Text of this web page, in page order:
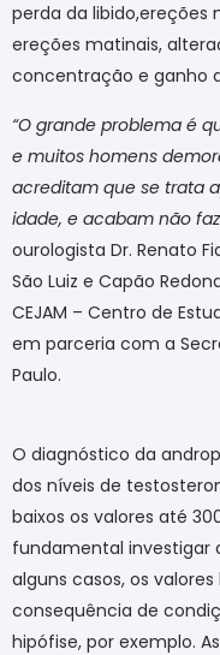
perda da libido​,​ereções
ereções​ matinais,
concentração e ganho
“O grande problema é
e muitos homens
acreditam que se trata
idade, e acabam não
o​u​rologista ​Dr. ​Renato
São Luiz e Capão
CEJAM – Centro de
em parceria com a
Paulo.​​
O diagnóstico da
dos níveis de
baixos os valores até
fundamental investigar
alguns casos, os
consequência de
hipófise, por exemplo.